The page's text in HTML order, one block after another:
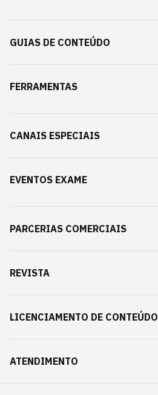
GUIAS DE CONTEÚDO
FERRAMENTAS
CANAIS ESPECIAIS
EVENTOS EXAME
PARCERIAS COMERCIAIS
REVISTA
LICENCIAMENTO DE CONTEÚDO
ATENDIMENTO